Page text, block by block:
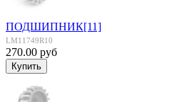
ПОДШИПНИК[11]
LM11749R10
270.00 руб